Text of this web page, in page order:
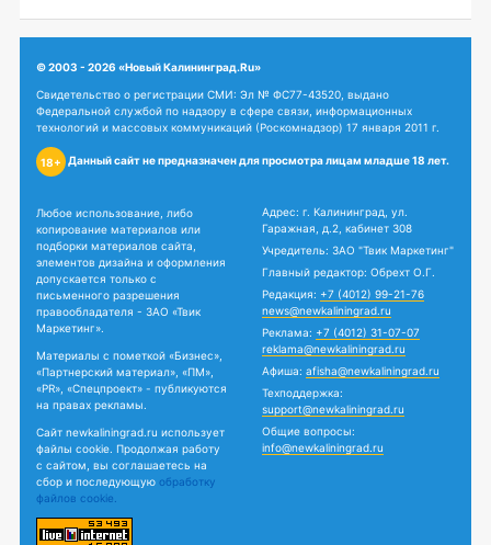
© 2003 - 2026 «Новый Калининград.Ru»
Свидетельство о регистрации СМИ: Эл № ФС77-43520, выдано
Федеральной службой по надзору в сфере связи, информационных
технологий и массовых коммуникаций (Роскомнадзор) 17 января 2011 г.
18+ Данный сайт не предназначен для просмотра лицам младше 18 лет.
Любое использование, либо
копирование материалов или
подборки материалов сайта,
элементов дизайна и оформления
допускается только с
письменного разрешения
правообладателя - ЗАО «Твик
Маркетинг».
Материалы с пометкой «Бизнес»,
«Партнерский материал», «ПМ»,
«PR», «Спецпроект» - публикуются
на правах рекламы.
Сайт newkaliningrad.ru использует
файлы cookie. Продолжая работу
с сайтом, вы соглашаетесь на
сбор и последующую обработку
файлов cookie.
Адрес: г. Калининград, ул.
Гаражная, д.2, кабинет 308
Учредитель: ЗАО "Твик Маркетинг"
Главный редактор: Обрехт О.Г.
Редакция: +7 (4012) 99-21-76
news@newkaliningrad.ru
Реклама: +7 (4012) 31-07-07
reklama@newkaliningrad.ru
Афиша: afisha@newkaliningrad.ru
Техподдержка:
support@newkaliningrad.ru
Общие вопросы:
info@newkaliningrad.ru